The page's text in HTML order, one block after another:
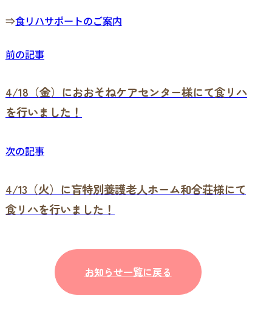
⇒食リハサポートのご案内
前の記事
4/18（金）におおそねケアセンター様にて食リハ
を行いました！
次の記事
4/13（火）に盲特別養護老人ホーム和合荘様にて
食リハを行いました！
お知らせ一覧に戻る